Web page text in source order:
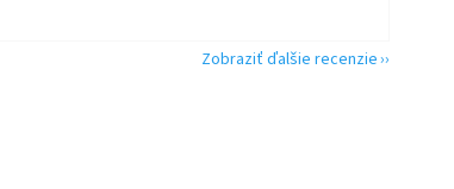
Zobraziť ďalšie recenzie